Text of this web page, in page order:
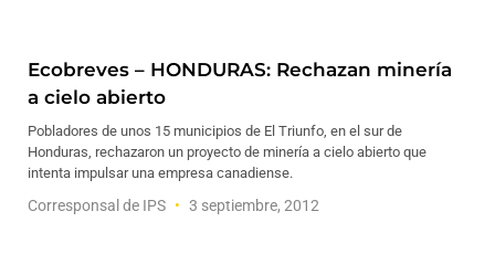
Ecobreves – HONDURAS: Rechazan minería
a cielo abierto
Pobladores de unos 15 municipios de El Triunfo, en el sur de
Honduras, rechazaron un proyecto de minería a cielo abierto que
intenta impulsar una empresa canadiense.
Corresponsal de IPS 3 septiembre, 2012